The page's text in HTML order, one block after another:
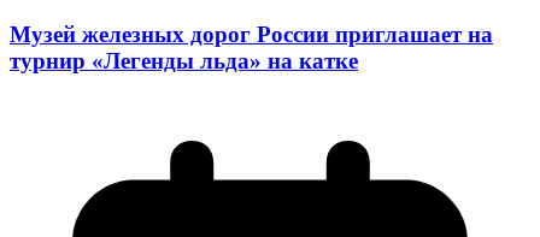
Музей железных дорог России приглашает на
турнир «Легенды льда» на катке